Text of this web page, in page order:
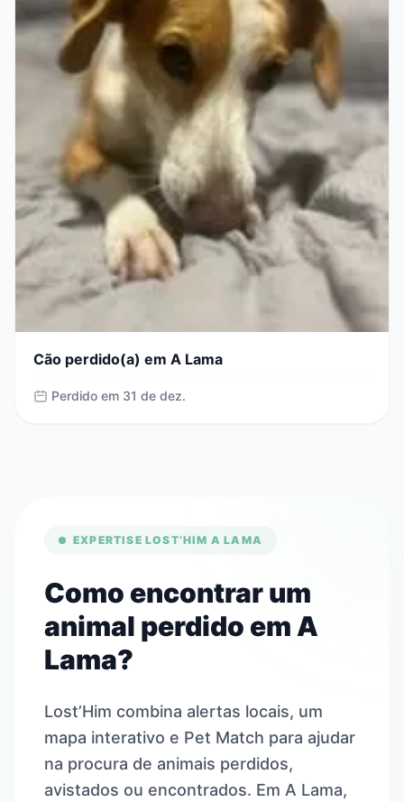
Cão perdido(a) em A Lama
Perdido em 31 de dez.
EXPERTISE LOST’HIM A LAMA
Como encontrar um
animal perdido em A
Lama?
Lost’Him combina alertas locais, um
mapa interativo e Pet Match para ajudar
na procura de animais perdidos,
avistados ou encontrados. Em A Lama,